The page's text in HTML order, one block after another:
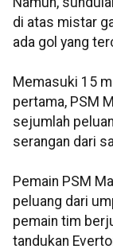
di atas mistar
ada gol yang
Memasuki 15
pertama, PSM
sejumlah
serangan dari
Pemain PSM
peluang dari
pemain tim
tandukan